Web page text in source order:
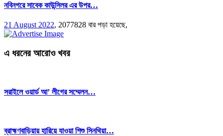
নবিনগরে সাবেক কাউন্সিলর এর উপর…
21 August 2022, 2077828 বার পড়া হয়েছে,
এ ধরনের আরোও খবর
সরাইলে ওয়ার্ড আ’ লীগের সম্মেলন…
ব্রাহ্মণবাড়িয়ায় হারিয়ে যাওয়া শিশু সিনথিয়া…